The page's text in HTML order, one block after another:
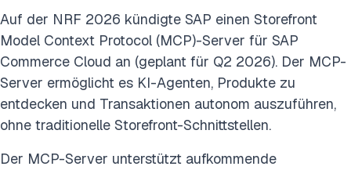
Auf der NRF 2026 kündigte SAP einen Storefront
Model Context Protocol (MCP)-Server für SAP
Commerce Cloud an (geplant für Q2 2026). Der MCP-
Server ermöglicht es KI-Agenten, Produkte zu
entdecken und Transaktionen autonom auszuführen,
ohne traditionelle Storefront-Schnittstellen.
Der MCP-Server unterstützt aufkommende